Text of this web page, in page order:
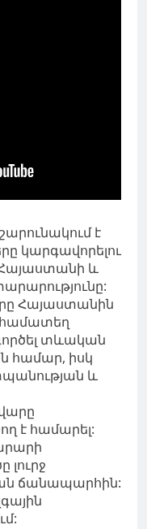
է
կարգավորելու
Հայաստանի և
Հայաստանին
համատեղ
տևական
համար, իսկ
և
է համարել:
ճանապարհին: